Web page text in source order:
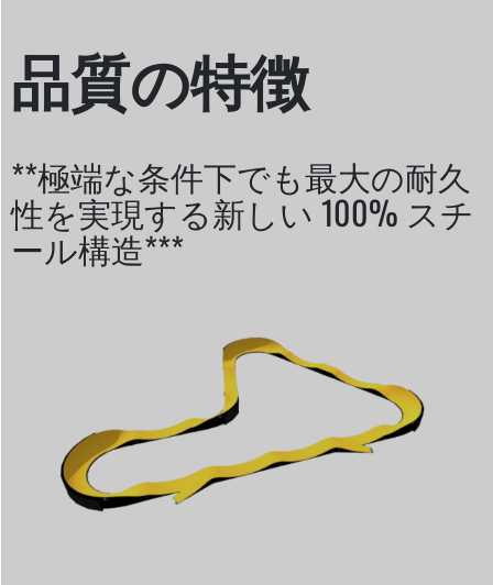
品質の特徴
**極端な条件下でも最大の耐久
性を実現する新しい 100% スチ
ール構造***